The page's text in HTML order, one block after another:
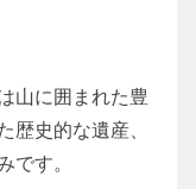
山に囲まれた豊
歴史的な遺産、
です。